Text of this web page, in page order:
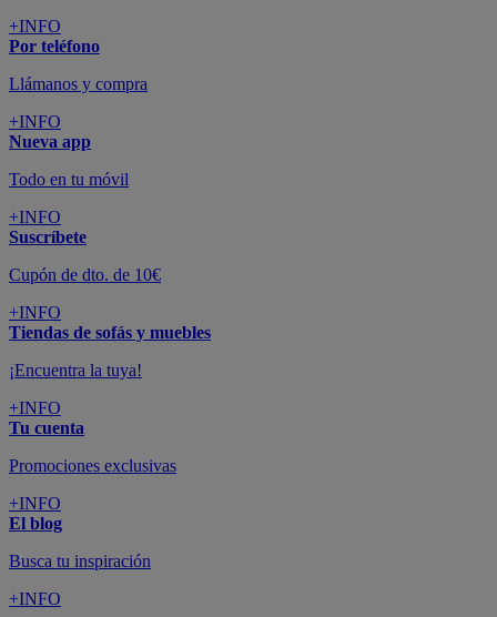
+INFO
Por teléfono
Llámanos y compra
+INFO
Nueva app
Todo en tu móvil
+INFO
Suscríbete
Cupón de dto. de 10€
+INFO
Tiendas de sofás y muebles
¡Encuentra la tuya!
+INFO
Tu cuenta
Promociones exclusivas
+INFO
El blog
Busca tu inspiración
+INFO